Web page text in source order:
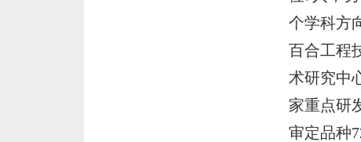
个学科方
百合工程
术研究中
家重点研
审定品种